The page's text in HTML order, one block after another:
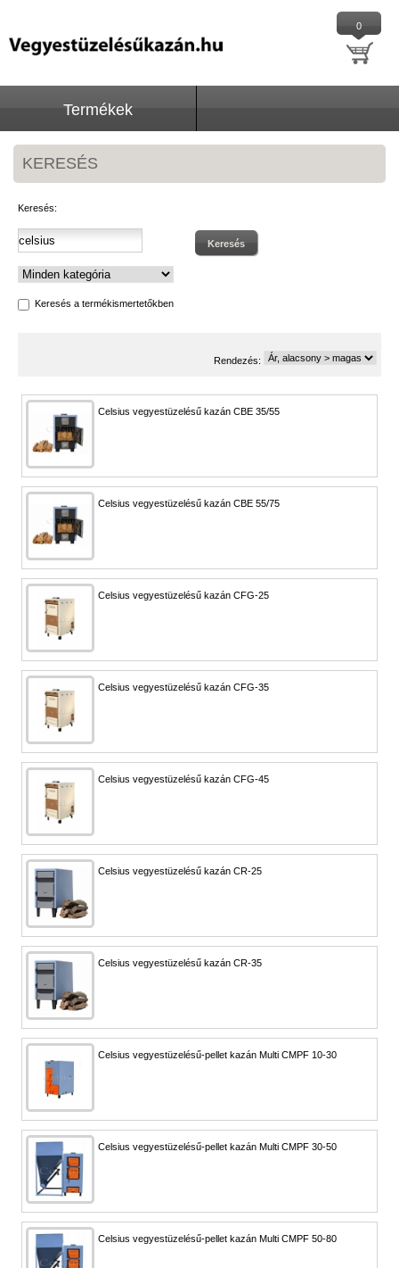
0
Termékek
KERESÉS
Keresés:
Keresés a termékismertetőkben
Keresés
Rendezés:
Celsius vegyestüzelésű kazán CBE 35/55
Celsius vegyestüzelésű kazán CBE 55/75
Celsius vegyestüzelésű kazán CFG-25
Celsius vegyestüzelésű kazán CFG-35
Celsius vegyestüzelésű kazán CFG-45
Celsius vegyestüzelésű kazán CR-25
Celsius vegyestüzelésű kazán CR-35
Celsius vegyestüzelésű-pellet kazán Multi CMPF 10-30
Celsius vegyestüzelésű-pellet kazán Multi CMPF 30-50
Celsius vegyestüzelésű-pellet kazán Multi CMPF 50-80